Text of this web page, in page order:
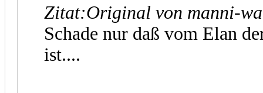
Zitat:Original von manni-
Schade nur daß vom Elan
ist....